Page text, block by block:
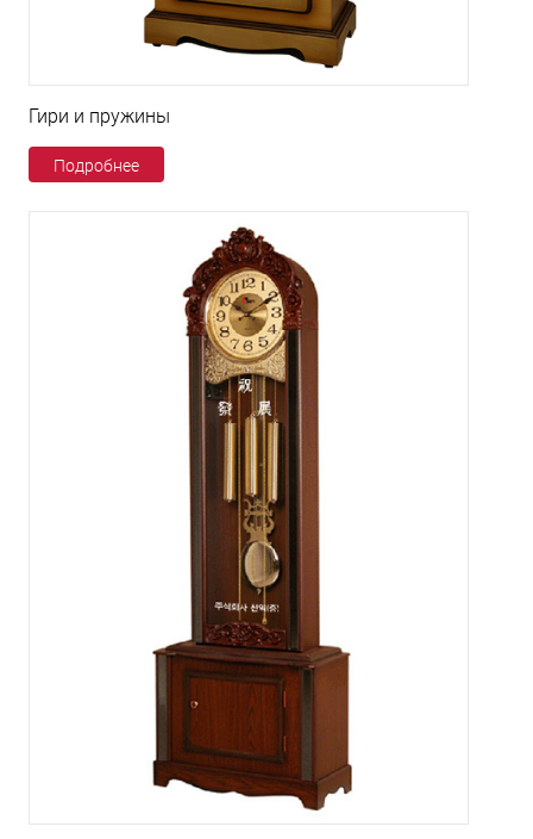
Гири и пружины
Подробнее